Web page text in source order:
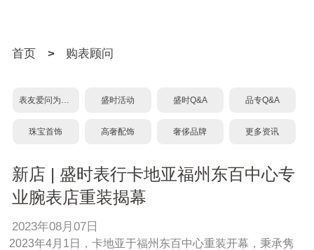
首页 > 购表顾问
表友爱问为什么？ 盛时活动 盛时Q&A 品专Q&A
珠宝首饰 高奢配饰 奢侈品牌 更多资讯
新店 | 盛时表行卡地亚福州东百中心专
业腕表店重装揭幕
2023年08月07日
2023年4月1日，卡地亚于福州东百中心重装开幕，秉承隽